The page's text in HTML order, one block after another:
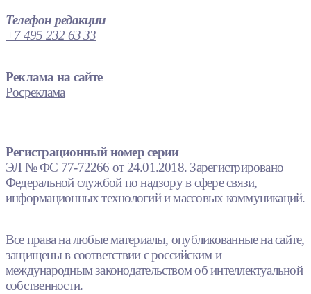
Телефон редакции
+7 495 232 63 33
Реклама на сайте
Росреклама
Регистрационный номер серии
ЭЛ № ФС 77-72266 от 24.01.2018. Зарегистрировано
Федеральной службой по надзору в сфере связи,
информационных технологий и массовых коммуникаций.
Все права на любые материалы, опубликованные на сайте,
защищены в соответствии с российским и
международным законодательством об интеллектуальной
собственности.